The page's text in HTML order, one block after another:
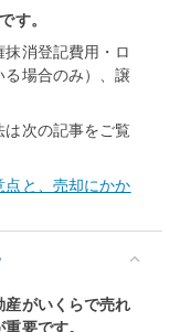
す。
消登記費用・ロ
る場合のみ）、譲
次の記事をご覧
点と、売却にかか
がいくらで売れ
要です。